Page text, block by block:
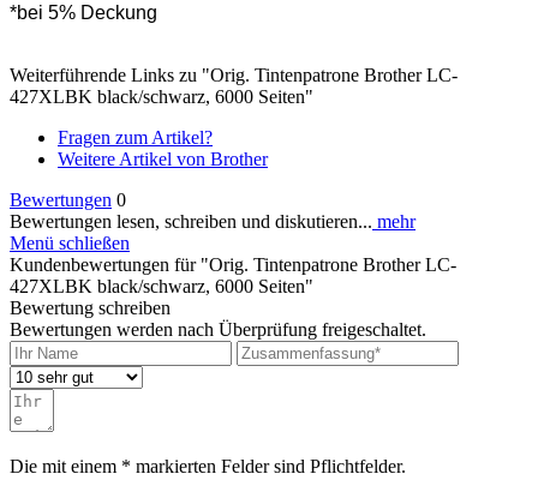
*bei 5% Deckung
Weiterführende Links zu "Orig. Tintenpatrone Brother LC-
427XLBK black/schwarz, 6000 Seiten"
Fragen zum Artikel?
Weitere Artikel von Brother
Bewertungen 0
Bewertungen lesen, schreiben und diskutieren... mehr
Menü schließen
Kundenbewertungen für "Orig. Tintenpatrone Brother LC-
427XLBK black/schwarz, 6000 Seiten"
Bewertung schreiben
Bewertungen werden nach Überprüfung freigeschaltet.
Die mit einem * markierten Felder sind Pflichtfelder.